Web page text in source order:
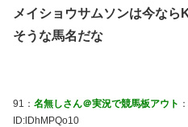
メイショウサムソンは今なら
そうな馬名だな
91： 名無しさん＠実況で競馬板アウト
ID:lDhMPQo10